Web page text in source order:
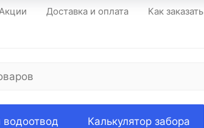
Доставка и оплата Как заказать
Калькулятор забора